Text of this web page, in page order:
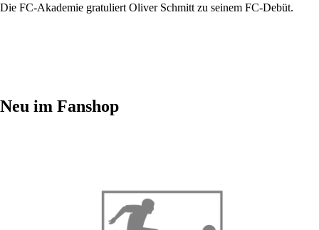
Die FC-Akademie gratuliert Oliver Schmitt zu seinem FC-Debüt.
Neu im Fanshop